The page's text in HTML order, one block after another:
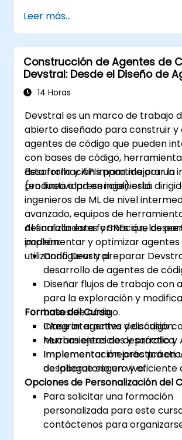
costos.
Leer más...
Construcción de Agentes de
Devstral: Desde el Diseño de
hasta las Herramientas
14 Horas
Devstral es un marco de trabajo
abierto diseñado para construir y
agentes de código que pueden
con bases de código,
desarrollo y APIs para mejorar la
productividad en ingeniería.
Esta formación impartida por un
(en línea o presencial) está
ingenieros de ML de nivel
avanzado, equipos de
desarrolladores y SREs que
implementar y optimizar agentes
utilizando Devstral.
Al finalizar esta formación, los
podrán:
Configurar y preparar
desarrollo de agentes de
Diseñar flujos de trabajo con
para la exploración y
bases de código.
Integrar agentes de código
herramientas de desarrollo y
Implementar mejores
despliegue seguro y eficiente
Formato del Curso
Clase interactiva y discusión.
Muchas ejercicios y práctica.
Implementación práctica en
de laboratorio en vivo.
Opciones de Personalización del
Para solicitar una formación
personalizada para este
contáctenos para